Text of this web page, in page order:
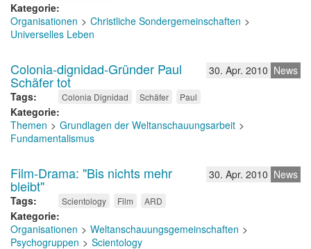
Kategorie
Organisationen
Christliche Sondergemeinschaften
Universelles Leben
News
30. Apr. 2010
Colonia-dignidad-Gründer Paul
Schäfer tot
Tags Colonia Dignidad Schäfer Paul
Kategorie
Themen
Grundlagen der Weltanschauungsarbeit
Fundamentalismus
News
30. Apr. 2010
Film-Drama: "Bis nichts mehr
bleibt"
Tags Scientology Film ARD
Kategorie
Organisationen
Weltanschauungsgemeinschaften
Psychogruppen
Scientology